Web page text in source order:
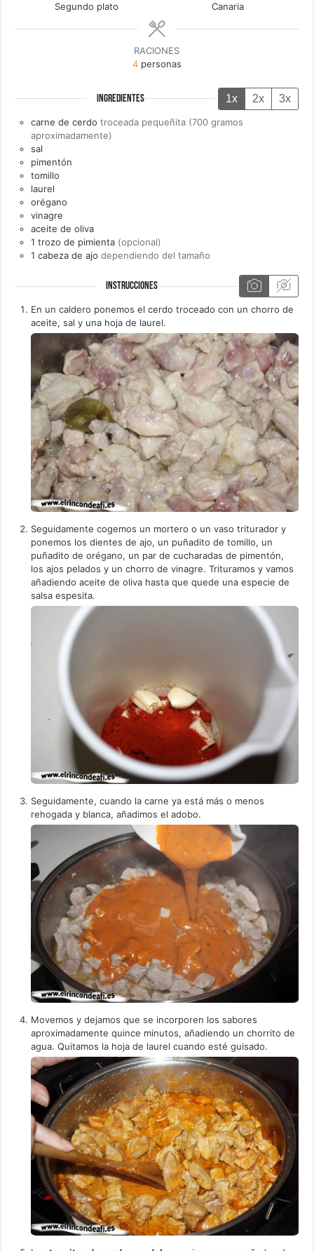
Segundo plato
Canaria
RACIONES
4 personas
INGREDIENTES 1x 2x 3x
carne de cerdo troceada pequeñita (700 gramos
aproximadamente)
sal
pimentón
tomillo
laurel
orégano
vinagre
aceite de oliva
1 trozo de pimienta (opcional)
1 cabeza de ajo dependiendo del tamaño
INSTRUCCIONES
En un caldero ponemos el cerdo troceado con un chorro de
aceite, sal y una hoja de laurel.
Seguidamente cogemos un mortero o un vaso triturador y
ponemos los dientes de ajo, un puñadito de tomillo, un
puñadito de orégano, un par de cucharadas de pimentón,
los ajos pelados y un chorro de vinagre. Trituramos y vamos
añadiendo aceite de oliva hasta que quede una especie de
salsa espesita.
Seguidamente, cuando la carne ya está más o menos
rehogada y blanca, añadimos el adobo.
Movemos y dejamos que se incorporen los sabores
aproximadamente quince minutos, añadiendo un chorrito de
agua. Quitamos la hoja de laurel cuando esté guisado.